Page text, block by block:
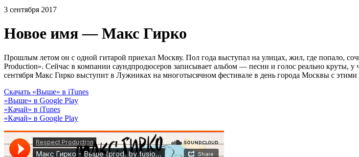
3 сентября 2017
Новое имя — Макс Гирко
Прошлым летом он с одной гитарой приехал Москву. Пол года выступал на улицах, жил, где попало,
Production». Сейчас в компании саундпродюсеров записывает альбом — песни и голос реально круты,
сентября Макс Гирко выступит в Лужниках на многотысячном фестивале в день города Москвы с этими
Скачать «Выше» в iTunes
«Выше» в Google Play
«Качай» в iTunes
«Качай» в Google Play